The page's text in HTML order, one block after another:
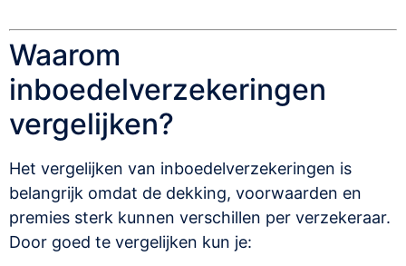
Waarom
inboedelverzekeringen
vergelijken?
Het vergelijken van inboedelverzekeringen is
belangrijk omdat de dekking, voorwaarden en
premies sterk kunnen verschillen per verzekeraar.
Door goed te vergelijken kun je: